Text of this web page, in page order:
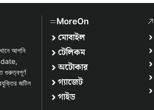
আপনি
জটিল
MoreOn
মোবাইল
টেলিকম
অটোকার
গ্যাজেট
গাইড